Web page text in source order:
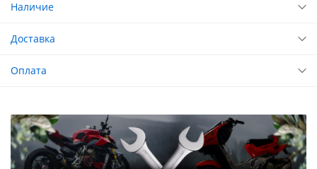
Наличие
Доставка
Оплата